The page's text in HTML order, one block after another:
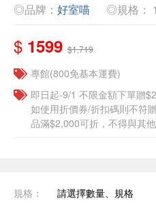
◎品牌： 好室喵 ◎規格：
$ 1599 $1,719
專館(800免基本運費)
即日起-9/1 不限金額下單贈
如使用折價券/折扣碼則不符
品滿$2,000可折，不得與其
規格： 請選擇數量、規格